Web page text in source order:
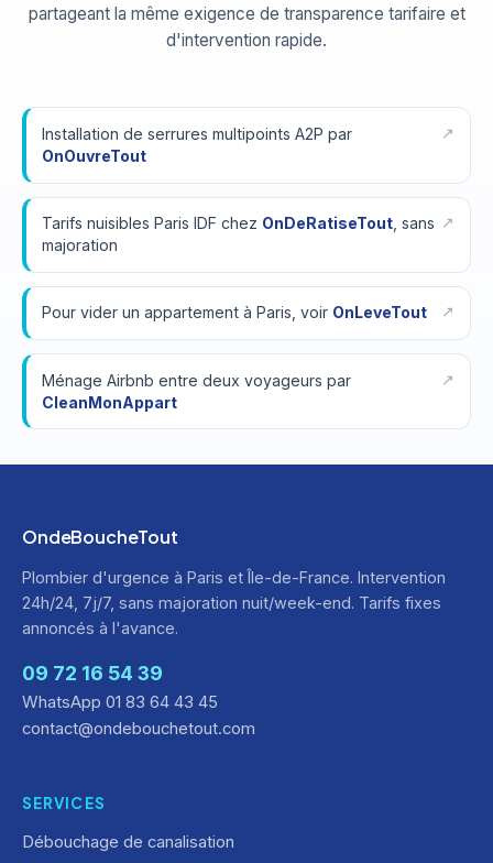
partageant la même exigence de transparence tarifaire et
d'intervention rapide.
Installation de serrures multipoints A2P par
OnOuvreTout
Tarifs nuisibles Paris IDF chez OnDeRatiseTout, sans
majoration
Pour vider un appartement à Paris, voir OnLeveTout
Ménage Airbnb entre deux voyageurs par
CleanMonAppart
OndeBoucheTout
Plombier d'urgence à Paris et Île-de-France. Intervention
24h/24, 7j/7, sans majoration nuit/week-end. Tarifs fixes
annoncés à l'avance.
09 72 16 54 39
WhatsApp 01 83 64 43 45
contact@ondebouchetout.com
SERVICES
Débouchage de canalisation